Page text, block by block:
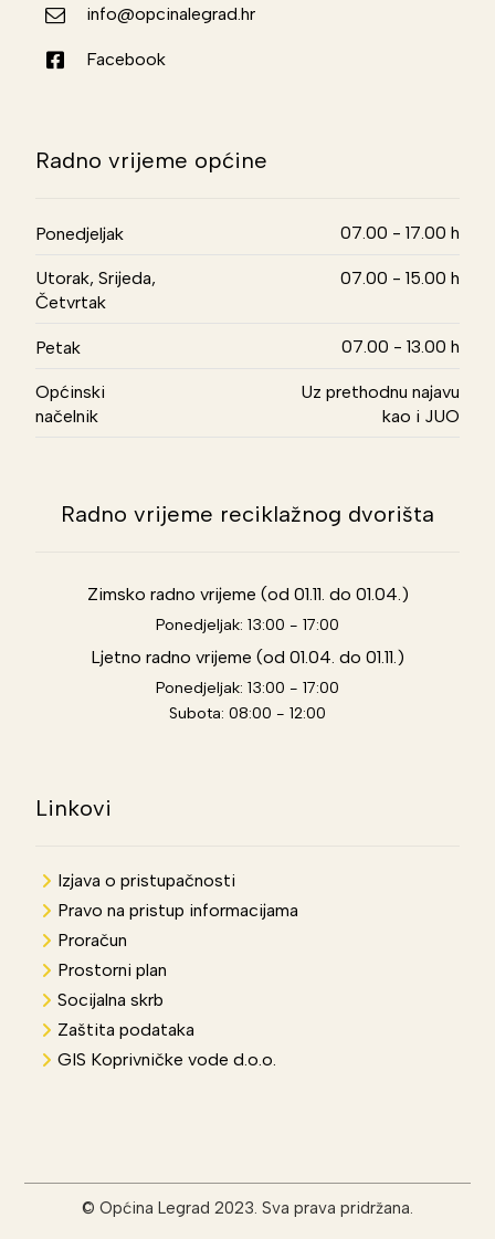
info@opcinalegrad.hr
Facebook
Radno vrijeme općine
Ponedjeljak 07.00 - 17.00 h
Utorak, Srijeda,
Četvrtak
07.00 - 15.00 h
Petak 07.00 - 13.00 h
Općinski
načelnik
Uz prethodnu najavu
kao i JUO
Radno vrijeme reciklažnog dvorišta
Zimsko radno vrijeme (od 01.11. do 01.04.)
Ponedjeljak: 13:00 - 17:00
Ljetno radno vrijeme (od 01.04. do 01.11.)
Ponedjeljak: 13:00 - 17:00
Subota: 08:00 - 12:00
Linkovi
Izjava o pristupačnosti
Pravo na pristup informacijama
Proračun
Prostorni plan
Socijalna skrb
Zaštita podataka
GIS Koprivničke vode d.o.o.
© Općina Legrad 2023. Sva prava pridržana.